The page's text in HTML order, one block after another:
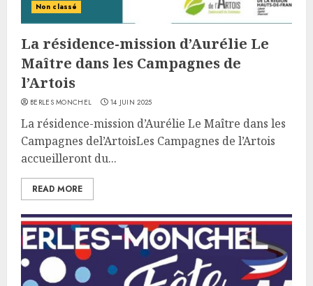
Non classé
La résidence-mission d’Aurélie Le
Maître dans les Campagnes de
l’Artois
BERLES MONCHEL 14 JUIN 2025
La résidence-mission d’Aurélie Le Maître dans les
Campagnes del’ArtoisLes Campagnes de l’Artois
accueilleront du...
READ MORE